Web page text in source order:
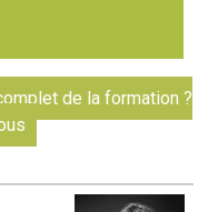
de la formation ?